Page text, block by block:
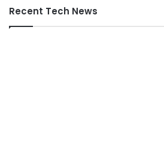
Recent Tech News